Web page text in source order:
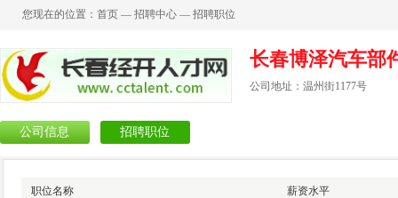
您现在的位置： 首页 — 招聘中心 — 招聘职位
长春博泽汽车部
公司地址：温州街1177号
公司信息 招聘职位
职位名称 薪资水平